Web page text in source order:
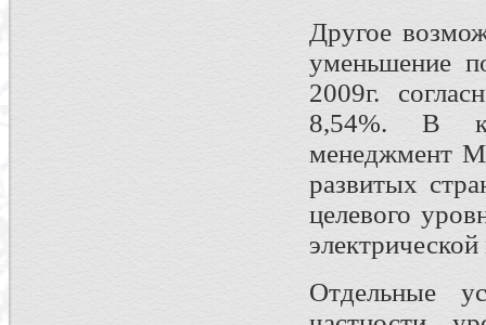
Другое
уменьшение
2009г.
8,54%. В
менеджмент
развитых
целевого
Отдельные